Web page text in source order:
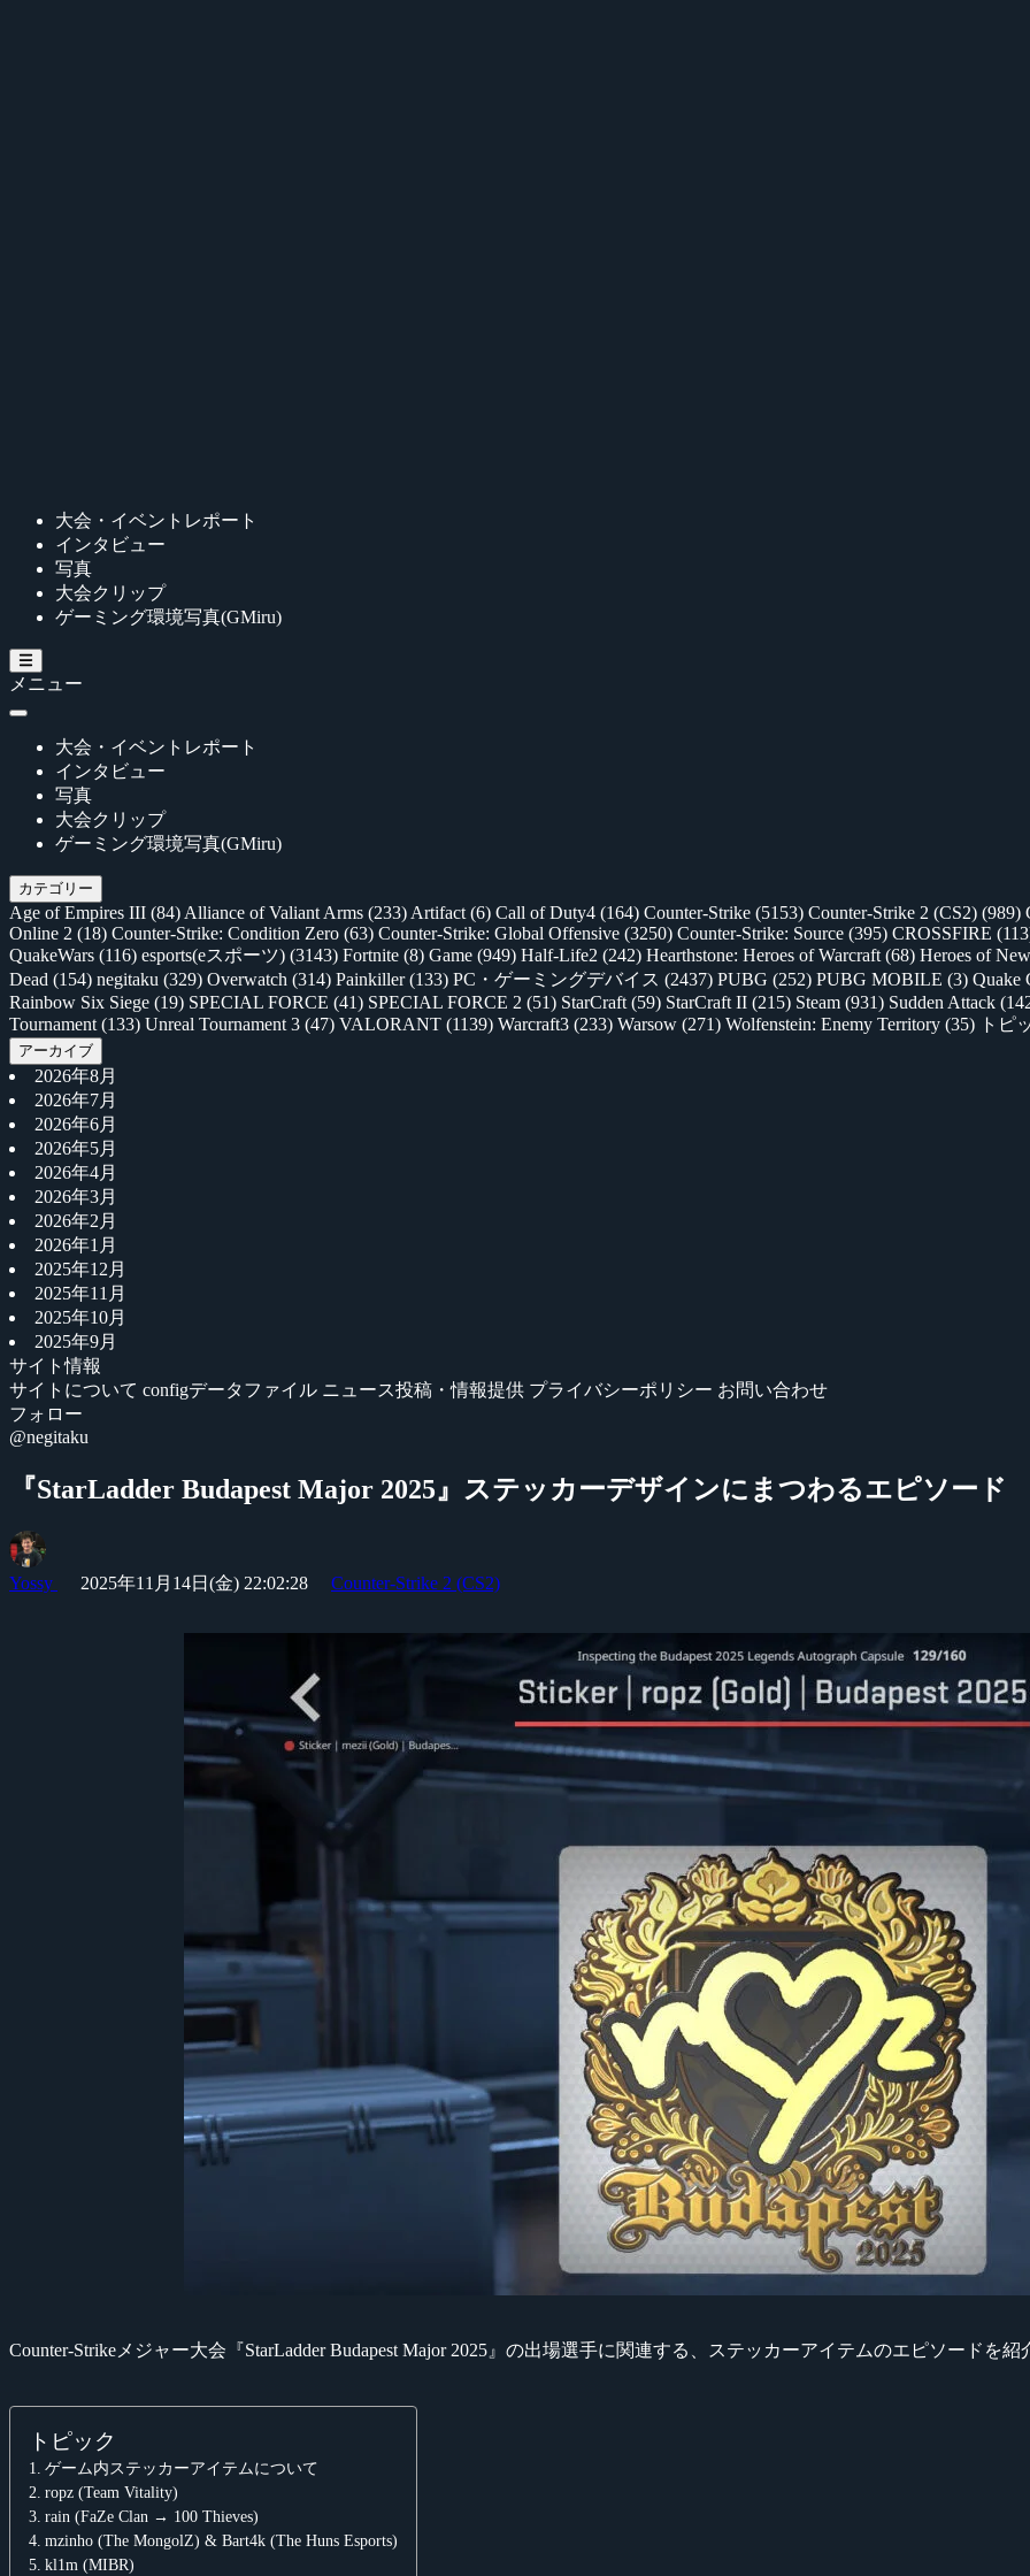
大会・イベントレポート
インタビュー
写真
大会クリップ
ゲーミング環境写真(GMiru)
メニュー
大会・イベントレポート
インタビュー
写真
大会クリップ
ゲーミング環境写真(GMiru)
カテゴリー
Age of Empires III (84) Alliance of Valiant Arms (233) Artifact (6) Call of Duty4 (164) Counter-Strike (5153) Counter-Strike 2 (CS2) (989)
Online 2 (18) Counter-Strike: Condition Zero (63) Counter-Strike: Global Offensive (3250) Counter-Strike: Source (395) CROSSFIRE
QuakeWars (116) esports(eスポーツ) (3143) Fortnite (8) Game (949) Half-Life2 (242) Hearthstone: Heroes of Warcraft (68) Heroes of
Dead (154) negitaku (329) Overwatch (314) Painkiller(133) PC・ゲーミングデバイス (2437) PUBG (252) PUBG MOBILE (3) Quake
Rainbow Six Siege (19) SPECIAL FORCE (41) SPECIAL FORCE 2 (51) StarCraft (59) StarCraft II (215) Steam (931) Sudden Attack
Tournament (133) Unreal Tournament 3 (47) VALORANT (1139) Warcraft3 (233) Warsow (271) Wolfenstein: Enemy Territory (35) トピ
アーカイブ
2026年8月
2026年7月
2026年6月
2026年5月
2026年4月
2026年3月
2026年2月
2026年1月
2025年12月
2025年11月
2025年10月
2025年9月
サイト情報
サイトについて configデータファイル ニュース投稿・情報提供 プライバシーポリシー お問い合わせ
フォロー
@negitaku
『StarLadder Budapest Major 2025』ステッカーデザインにまつわるエピソード
Yossy 2025年11月14日(金) 22:02:28 Counter-Strike 2 (CS2)
Counter-Strikeメジャー大会『StarLadder Budapest Major 2025』の出場選手に関連する、ステッカーアイテムのエピソードを紹
トピック
ゲーム内ステッカーアイテムについて
ropz (Team Vitality)
rain (FaZe Clan → 100 Thieves)
mzinho (The MongolZ) & Bart4k (The Huns Esports)
kl1m (MIBR)